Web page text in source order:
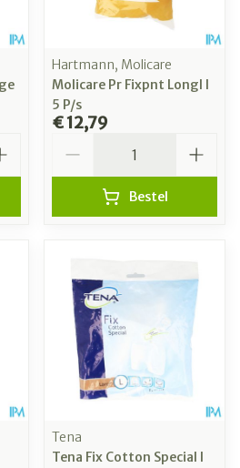
Hartmann, Molicare
Molicare Pr Fixpnt Longl l
5 P/s
€ 12,79
Bestel
Tena
Tena Fix Cotton Special l